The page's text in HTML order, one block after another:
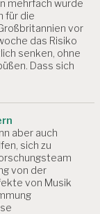
mehrfach wurde
für die
vor
das Risiko
senken, ohne
Dass sich
aber auch
sich zu
von der
von Musik